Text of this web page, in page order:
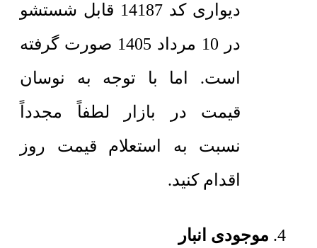
دیواری کد 14187 قابل شستشو
در 10 مرداد 1405 صورت گرفته
است. اما با توجه به نوسان
قیمت در بازار لطفاً مجدداً
نسبت به استعلام قیمت روز
اقدام کنید.
موجودی انبار